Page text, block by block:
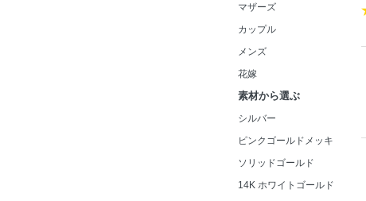
マザーズ
カップル
メンズ
花嫁
素材から選ぶ
シルバー
ピンクゴールドメッキ
ソリッドゴールド
14K ホワイトゴールド